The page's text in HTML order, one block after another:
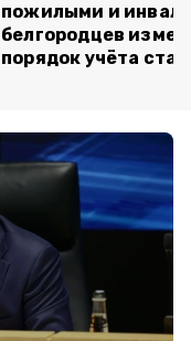
пожилыми и
белгородцев
порядок учёта ста